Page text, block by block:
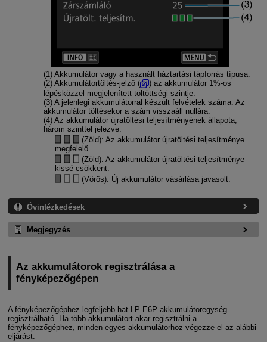
(1) Akkumulátor vagy a használt háztartási tápforrás típusa.
(2) Akkumulátortöltés-jelző (
) az akkumulátor 1%-os
lépésközzel megjelenített töltöttségi szintje.
(3) A jelenlegi akkumulátorral készült felvételek száma. Az
akkumulátor töltésekor a szám visszaáll nullára.
(4) Az akkumulátor újratöltési teljesítményének állapota,
három szinttel jelezve.
(Zöld): Az akkumulátor újratöltési teljesítménye
megfelelő.
(Zöld): Az akkumulátor újratöltési teljesítménye
kissé csökkent.
(Vörös): Új akkumulátor vásárlása javasolt.
Óvintézkedések
Megjegyzés
Az akkumulátorok regisztrálása a
fényképezőgépen
A fényképezőgéphez legfeljebb hat LP-E6P akkumulátoregység
regisztrálható. Ha több akkumulátort akar regisztrálni a
fényképezőgéphez, minden egyes akkumulátorhoz végezze el az alábbi
eljárást.